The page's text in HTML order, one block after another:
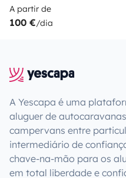
A partir de
100 €/dia
A Yescapa é uma
aluguer de
campervans entre
intermediário de
chave-na-mão para os
em total liberdade e